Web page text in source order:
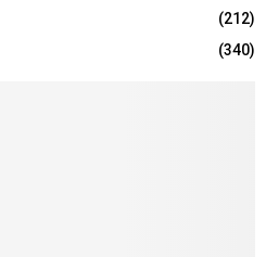
(212)
(340)